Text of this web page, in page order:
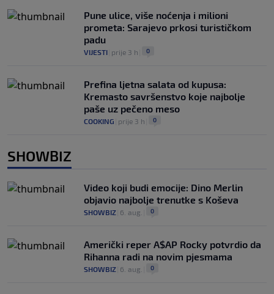
Pune ulice, više noćenja i milioni
prometa: Sarajevo prkosi turističkom
padu
VIJESTI prije 3 h 0
Prefina ljetna salata od kupusa:
Kremasto savršenstvo koje najbolje
paše uz pečeno meso
COOKING prije 3 h 0
SHOWBIZ
Video koji budi emocije: Dino Merlin
objavio najbolje trenutke s Koševa
SHOWBIZ 6. aug. 0
Američki reper A$AP Rocky potvrdio da
Rihanna radi na novim pjesmama
SHOWBIZ 6. aug. 0